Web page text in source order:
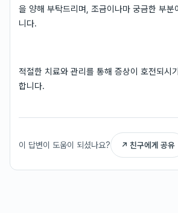
을 양해 부탁드리며, 조금이나마 궁금한 부분
니다.
적절한 치료와 관리를 통해 증상이 호전되시
합니다.
이 답변이 도움이 되셨나요? ↗ 친구에게 공유